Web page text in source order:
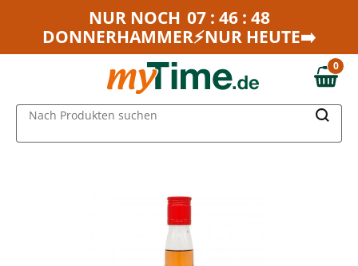
Zum Hauptinhalt springen
Zur Navigation springen
NUR NOCH 07 : 46 : 48
DONNERHAMMER⚡NUR HEUTE➡️
0,00 €
0
Nach Produkten suchen